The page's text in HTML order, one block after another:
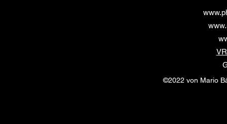
©2022 von Mario